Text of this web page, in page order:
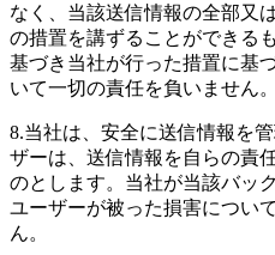
なく、当該送信情報の全部又
の措置を講ずることができる
基づき当社が行った措置に基
いて一切の責任を負いません。
8.当社は、安全に送信情報を
ザーは、送信情報を自らの責
のとします。当社が当該バッ
ユーザーが被った損害につい
ん。